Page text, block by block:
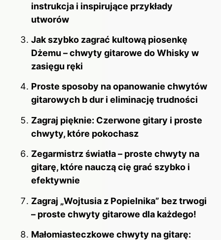
instrukcja i inspirujące przykłady
utworów
Jak szybko zagrać kultową piosenkę
Dżemu – chwyty gitarowe do Whisky w
zasięgu ręki
Proste sposoby na opanowanie chwytów
gitarowych b dur i eliminację trudności
Zagraj pięknie: Czerwone gitary i proste
chwyty, które pokochasz
Zegarmistrz światła – proste chwyty na
gitarę, które nauczą cię grać szybko i
efektywnie
Zagraj „Wojtusia z Popielnika” bez trwogi
– proste chwyty gitarowe dla każdego!
Małomiasteczkowe chwyty na gitarę: